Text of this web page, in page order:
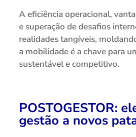
A eficiência operacional,
e superação de desafios
realidades tangíveis,
a mobilidade é a chave para
sustentável e competitivo.
POSTOGESTOR:
gestão a novos